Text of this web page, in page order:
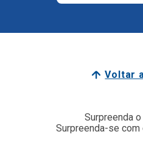
Voltar
Surpreenda
Surpreenda-se com